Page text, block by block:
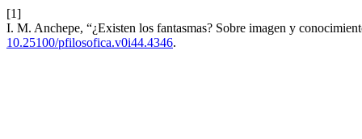
[1]
I. M. Anchepe, “¿Existen los fantasmas? Sobre imagen y
10.25100/pfilosofica.v0i44.4346.